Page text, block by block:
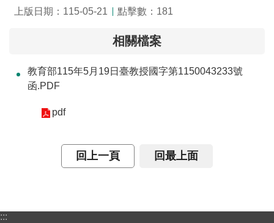
信
語
電
上版日期：115-05-21 點擊數：181
相關檔案
教育部115年5月19日臺教授國字第1150043233號
函.PDF
pdf
回上一頁 回最上面
:::